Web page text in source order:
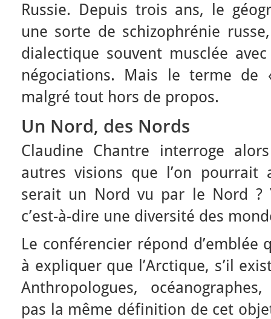
Russie. Depuis trois ans, le
une sorte de schizophrénie
dialectique souvent musclée
négociations. Mais le terme
malgré tout hors de propos.
Un Nord, des Nords
Claudine Chantre interroge
autres visions que l’on pourrait
serait un Nord vu par le Nord ?
c’est-à-dire une diversité des
Le conférencier répond d’emblée
à expliquer que l’Arctique, s’il
Anthropologues,
pas la même définition de cet